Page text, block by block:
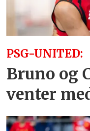
PSG-UNITED:
Bruno og
venter